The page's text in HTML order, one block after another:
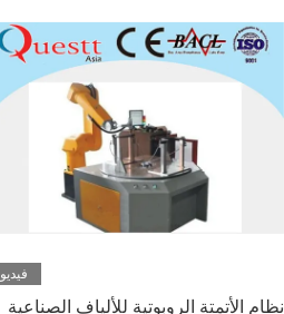
فيديو
نظام الأتمتة الروبوتية للألياف الصناعية